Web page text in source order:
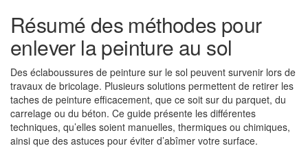
Résumé des méthodes pour
enlever la peinture au sol
Des éclaboussures de peinture sur le sol peuvent survenir lors de
travaux de bricolage. Plusieurs solutions permettent de retirer les
taches de peinture efficacement, que ce soit sur du parquet, du
carrelage ou du béton. Ce guide présente les différentes
techniques, qu’elles soient manuelles, thermiques ou chimiques,
ainsi que des astuces pour éviter d’abîmer votre surface.